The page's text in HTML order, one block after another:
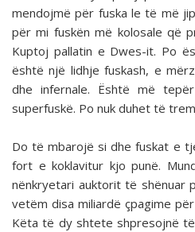
mendojmë për fuska le të më
për mi fuskën më kolosale që
Kuptoj pallatin e Dwes-it. Po
është një lidhje fuskash, e
dhe infernale. Është më
superfuskë. Po nuk duhet të
Do të mbarojë si dhe fuskat e
fort e koklavitur kjo punë.
nënkryetari auktorit të shënuar
vetëm disa miliardë çpagime
Këta të dy shtete shpresojnë